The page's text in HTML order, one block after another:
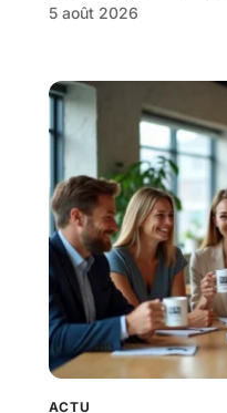
5 août 2026
ACTU